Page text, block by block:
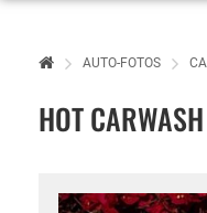
AUTO-FOTOS
HOT